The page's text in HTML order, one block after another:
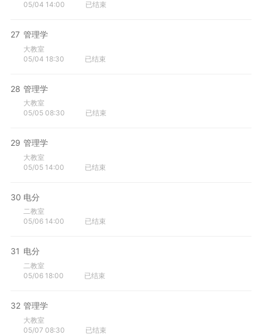
05/04 14:00
已结束
27 管理学
大教室
05/04 18:30
已结束
28 管理学
大教室
05/05 08:30
已结束
29 管理学
大教室
05/05 14:00
已结束
30 电分
二教室
05/06 14:00
已结束
31 电分
二教室
05/06 18:00
已结束
32 管理学
大教室
05/07 08:30
已结束